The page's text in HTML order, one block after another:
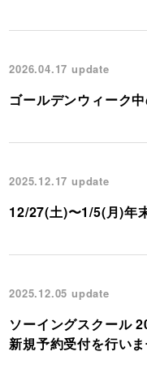
2026.04.17 update
ゴールデンウィーク
2025.12.17 update
12/27(土)〜1/5(月)年
2025.12.05 update
ソーイングスクール
新規予約受付を行いま